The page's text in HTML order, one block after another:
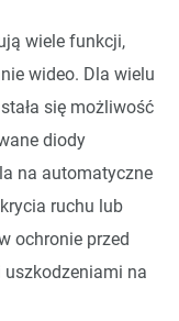
wiele funkcji,
wideo. Dla wielu
się możliwość
diody
na automatyczne
ruchu lub
ochronie przed
na